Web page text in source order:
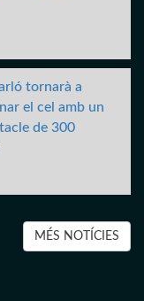
tornarà a
el cel amb un
de 300
MÉS NOTÍCIES